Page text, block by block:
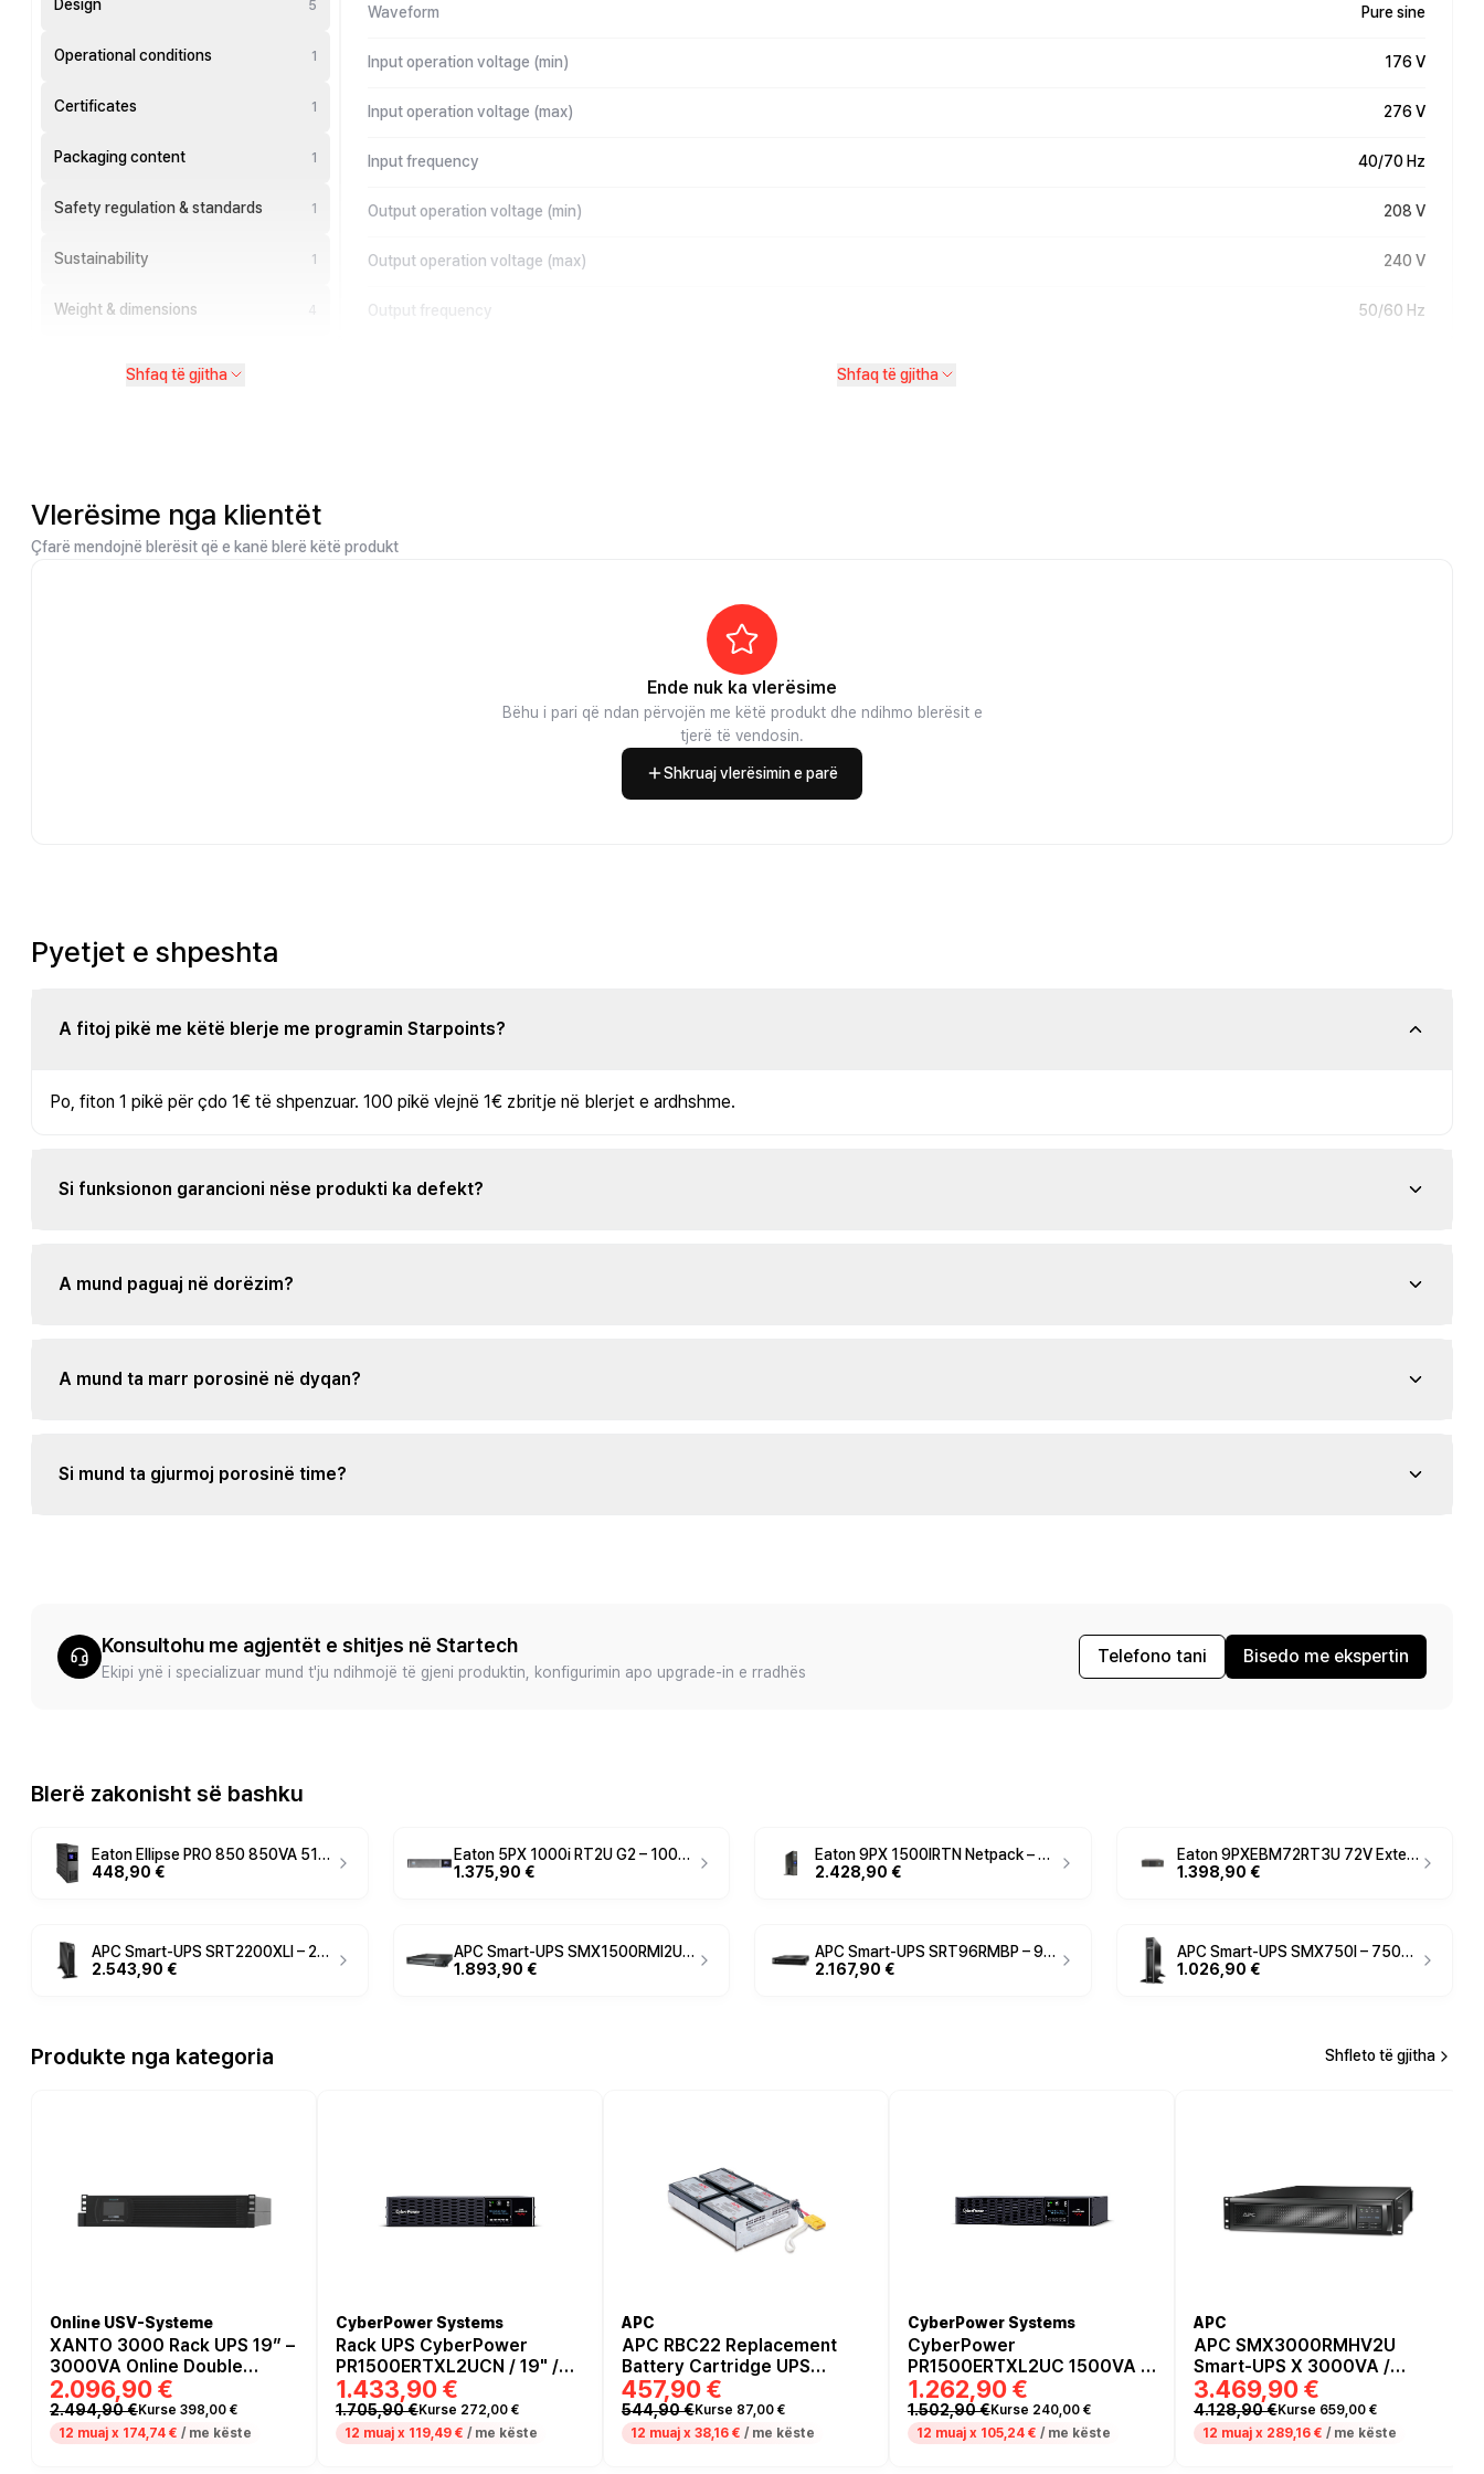
Design 5
Operational conditions 1
Certificates 1
Packaging content 1
Safety regulation & standards 1
Sustainability 1
Weight & dimensions 4
Shfaq të gjitha
Waveform Pure sine
Input operation voltage (min) 176 V
Input operation voltage (max) 276 V
Input frequency 40/70 Hz
Output operation voltage (min) 208 V
Output operation voltage (max) 240 V
Output frequency 50/60 Hz
Shfaq të gjitha
Vlerësime nga klientët
Çfarë mendojnë blerësit që e kanë blerë këtë produkt
Ende nuk ka vlerësime
Bëhu i pari që ndan përvojën me këtë produkt dhe ndihmo blerësit e
tjerë të vendosin.
Shkruaj vlerësimin e parë
Pyetjet e shpeshta
A fitoj pikë me këtë blerje me programin Starpoints?
Po, fiton 1 pikë për çdo 1€ të shpenzuar. 100 pikë vlejnë 1€ zbritje në blerjet e ardhshme.
Si funksionon garancioni nëse produkti ka defekt?
A mund paguaj në dorëzim?
A mund ta marr porosinë në dyqan?
Si mund ta gjurmoj porosinë time?
Konsultohu me agjentët e shitjes në Startech
Ekipi ynë i specializuar mund t'ju ndihmojë të gjeni produktin, konfigurimin apo upgrade-in e rradhës
Telefono tani Bisedo me ekspertin
Blerë zakonisht së bashku
Eaton Ellipse PRO 850 850VA 510W Line-Interactive UPS AVR LCD USB 8x IEC Tower 230V
448,90 €
Eaton 5PX 1000i RT2U G2 – 1000VA 1000W Enterprise Line-Interactive UPS with Pure Sine Wave Output, AVR, LCD Display, USB/RS232 Connectivity & 8x IEC Outputs – Professional Rack/Tower Power Protection for Servers & Network Infrastructure
1.375,90 €
Eaton 9PX 1500IRTN Netpack – 1500VA / 1500W Rack 2U Online UPS, Double Conversion, USB, RS-232, Network Management Ready
2.428,90 €
Eaton 9PXEBM72RT3U 72V External Battery Pack – 3U Rack/Tower UPS Battery Module for 2kVA–3kVA Eaton 9PX UPS
1.398,90 €
APC Smart-UPS SRT2200XLI – 2200VA / 1980W Rack/Tower 2U Online UPS, Double Conversion, Pure Sine Wave, 230V
2.543,90 €
APC Smart-UPS SMX1500RMI2U – 1500VA / 1200W Rack/Tower 2U Line-Interactive UPS, Pure Sine Wave, AVR
1.893,90 €
APC Smart-UPS SRT96RMBP – 96V External Battery Pack for 3kVA Smart-UPS SRT, Rack/Tower 2U UPS Battery Module
2.167,90 €
APC Smart-UPS SMX750I – 750VA / 600W Rack/Tower Line-Interactive UPS, Pure Sine Wave, AVR
1.026,90 €
Produkte nga kategoria Shfleto të gjitha
Online USV-Systeme
XANTO 3000 Rack UPS 19” –
3000VA Online Double
Conversion UPS for Servers
& Network Infrastructure
2.096,90 €
2.494,90 €Kurse 398,00 €
12 muaj x 174,74 € / me këste
CyberPower Systems
Rack UPS CyberPower
PR1500ERTXL2UCN / 19" /
1500W / Line‑Interactive
1.433,90 €
1.705,90 €Kurse 272,00 €
12 muaj x 119,49 € / me këste
APC
APC RBC22 Replacement
Battery Cartridge UPS
Battery Pack OEM Lead-Acid
for Smart-UPS Compatible
457,90 €
544,90 €Kurse 87,00 €
12 muaj x 38,16 € / me këste
CyberPower Systems
CyberPower
PR1500ERTXL2UC 1500VA /
1500W Rack UPS 19” – Line-
Interactive Pure Sine Wave
UPS with Network Card
Support
1.262,90 €
1.502,90 €Kurse 240,00 €
12 muaj x 105,24 € / me këste
APC
APC SMX3000RMHV2U
Smart-UPS X 3000VA /
2700W Rack 2U – Line-
Interactive UPS with Pure
Sine Wave & SmartSlot
3.469,90 €
4.128,90 €Kurse 659,00 €
12 muaj x 289,16 € / me këste